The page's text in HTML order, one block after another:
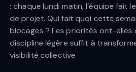
: chaque lundi matin, l’équipe fait
de projet. Qui fait quoi cette
blocages ? Les priorités ont-elles
discipline légère suffit à
visibilité collective.